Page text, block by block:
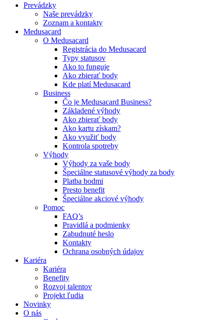
Prevádzky
Naše prevádzky
Zoznam a kontakty
Medusacard
O Medusacard
Registrácia do Medusacard
Typy statusov
Ako to funguje
Ako zbierať body
Kde platí Medusacard
Business
Čo je Medusacard Business?
Základené výhody
Ako zbierať body
Ako kartu získam?
Ako využiť body
Kontrola spotreby
Výhody
Výhody za vaše body
Špeciálne statusové výhody za body
Platba bodmi
Presto benefit
Špeciálne akciové výhody
Pomoc
FAQ’s
Pravidlá a podmienky
Zabudnuté heslo
Kontakty
Ochrana osobných údajov
Kariéra
Kariéra
Benefity
Rozvoj talentov
Projekt ľudia
Novinky
O nás